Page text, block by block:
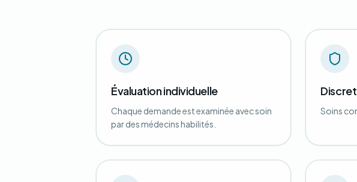
Évaluation individuelle
Chaque demande est examinée avec soin
par des médecins habilités.
Discret
Soins